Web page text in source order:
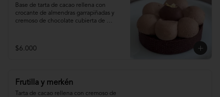
Base de tarta de cacao rellena con
crocante de almendras garrapiñadas y
cremoso de chocolate cubierta de
$6.000
Frutilla y merkén
Tarta de cacao rellena con cremoso de